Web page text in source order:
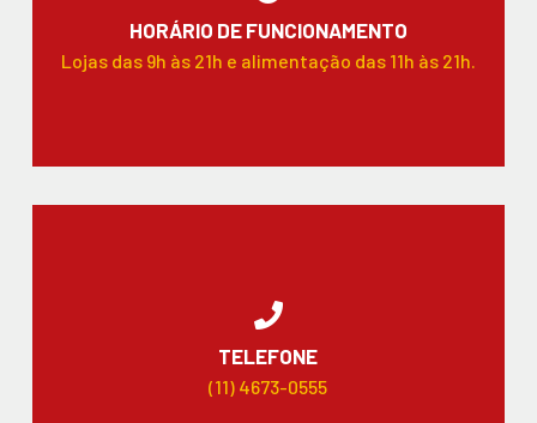
HORÁRIO DE FUNCIONAMENTO
Lojas das 9h às 21h e alimentação das 11h às 21h.
TELEFONE
(11) 4673-0555